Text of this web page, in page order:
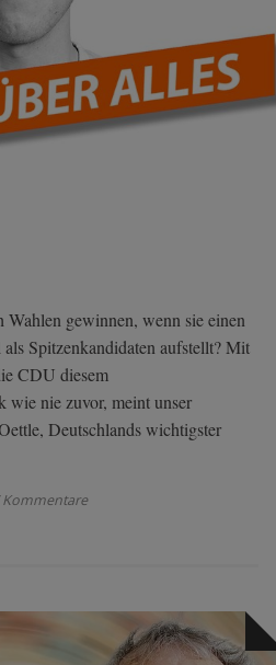
gewinnen, wenn sie einen
Spitzenkandidaten aufstellt? Mit
CDU diesem
wie nie zuvor, meint unser
Deutschlands wichtigster
Kommentare